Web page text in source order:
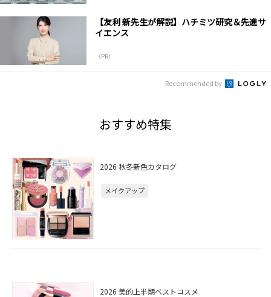
【友利 新先生が解説】ハチミツ研究＆先進サ
イエンス
（PR）
Recommended by
おすすめ特集
2026 秋冬新色カタログ
メイクアップ
2026 美的上半期ベストコスメ